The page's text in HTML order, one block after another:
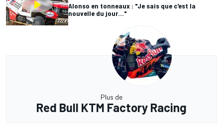
Alonso en tonneaux : "Je sais que c'est la
nouvelle du jour…"
Plus de
Red Bull KTM Factory Racing